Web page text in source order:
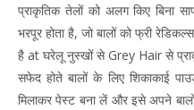
प्राकृतिक तेलों को अलग किए बिना
भरपूर होता है, जो बालों को फ्री
है at घरेलू नुस्खों से Grey Hair से
सफेद होते बालों के लिए शिकाकाई
मिलाकर पेस्ट बना लें और इसे अपने